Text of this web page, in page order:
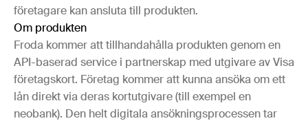
företagare kan ansluta till produkten.
Om produkten
Froda kommer att tillhandahålla produkten genom en
API-baserad service i partnerskap med utgivare av Visa
företagskort. Företag kommer att kunna ansöka om ett
lån direkt via deras kortutgivare (till exempel en
neobank). Den helt digitala ansökningsprocessen tar